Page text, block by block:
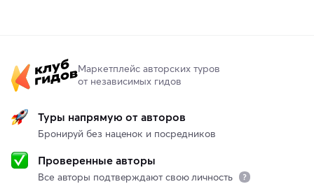
Маркетплейс авторских туров
от независимых гидов
Туры напрямую от авторов
Бронируй без наценок и посредников
Проверенные авторы
Все авторы подтверждают свою личность